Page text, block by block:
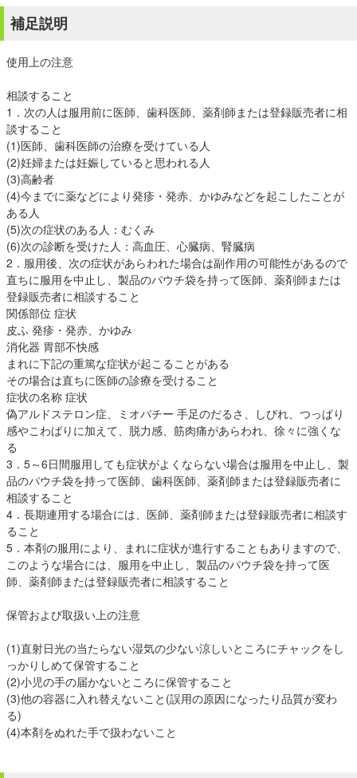
補足説明
使用上の注意
相談すること
1．次の人は服用前に医師、歯科医師、薬剤師または登録販売者に相
談すること
(1)医師、歯科医師の治療を受けている人
(2)妊婦または妊娠していると思われる人
(3)高齢者
(4)今までに薬などにより発疹・発赤、かゆみなどを起こしたことが
ある人
(5)次の症状のある人：むくみ
(6)次の診断を受けた人：高血圧、心臓病、腎臓病
2．服用後、次の症状があらわれた場合は副作用の可能性があるので
直ちに服用を中止し、製品のパウチ袋を持って医師、薬剤師または
登録販売者に相談すること
関係部位 症状
皮ふ 発疹・発赤、かゆみ
消化器 胃部不快感
まれに下記の重篤な症状が起こることがある
その場合は直ちに医師の診療を受けること
症状の名称 症状
偽アルドステロン症、ミオパチー 手足のだるさ、しびれ、つっぱり
感やこわばりに加えて、脱力感、筋肉痛があらわれ、徐々に強くな
る
3．5～6日間服用しても症状がよくならない場合は服用を中止し、製
品のパウチ袋を持って医師、歯科医師、薬剤師または登録販売者に
相談すること
4．長期連用する場合には、医師、薬剤師または登録販売者に相談す
ること
5．本剤の服用により、まれに症状が進行することもありますので、
このような場合には、服用を中止し、製品のパウチ袋を持って医
師、薬剤師または登録販売者に相談すること
保管および取扱い上の注意
(1)直射日光の当たらない湿気の少ない涼しいところにチャックをし
っかりしめて保管すること
(2)小児の手の届かないところに保管すること
(3)他の容器に入れ替えないこと(誤用の原因になったり品質が変わ
る)
(4)本剤をぬれた手で扱わないこと